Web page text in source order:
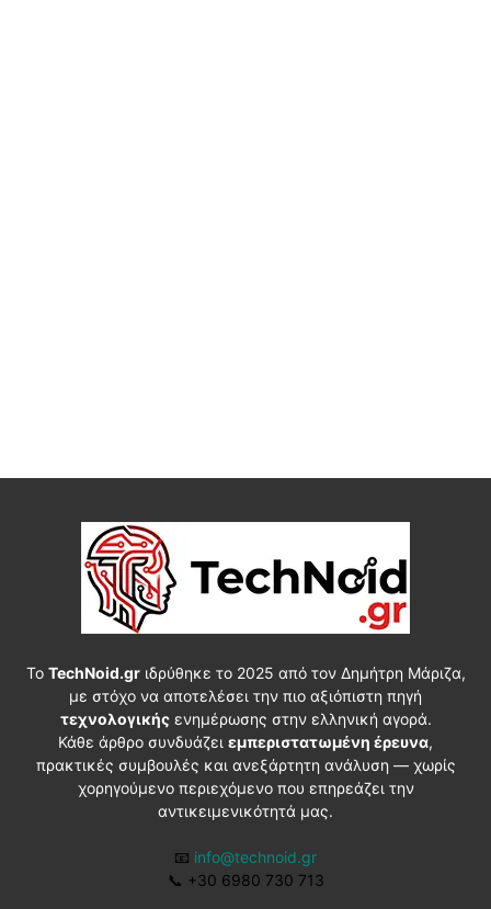
Το TechNoid.grιδρύθηκε το 2025 από τον Δημήτρη Μάριζα,
με στόχο να αποτελέσει την πιο αξιόπιστη πηγή
τεχνολογικήςενημέρωσης στην ελληνική αγορά.
Κάθε άρθρο συνδυάζει εμπεριστατωμένη έρευνα,
πρακτικές συμβουλές και ανεξάρτητη ανάλυση — χωρίς
χορηγούμενο περιεχόμενο που επηρεάζει την
αντικειμενικότητά μας.
📧 info@technoid.gr
📞 +30 6980 730 713